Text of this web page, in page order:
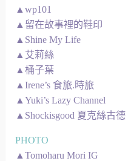
▲wp101
▲留在故事裡的鞋印
▲Shine My Life
▲艾莉絲
▲桶子葉
▲Irene’s 食旅.時旅
▲Yuki’s Lazy Channel
▲Shockisgood 夏克絲古德
PHOTO
▲Tomoharu Mori IG